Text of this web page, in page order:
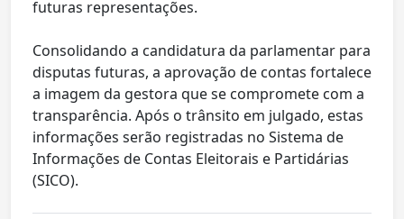
futuras representações.
Consolidando a candidatura da parlamentar para
disputas futuras, a aprovação de contas fortalece
a imagem da gestora que se compromete com a
transparência. Após o trânsito em julgado, estas
informações serão registradas no Sistema de
Informações de Contas Eleitorais e Partidárias
(SICO).